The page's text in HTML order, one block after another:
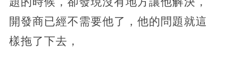
開發商已經不需要他了，他的問題就這
樣拖了下去，